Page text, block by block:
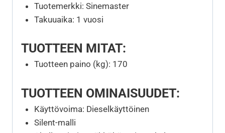
Tuotemerkki: Sinemaster
Takuuaika: 1 vuosi
TUOTTEEN MITAT:
Tuotteen paino (kg): 170
TUOTTEEN OMINAISUUDET:
Käyttövoima: Dieselkäyttöinen
Silent-malli